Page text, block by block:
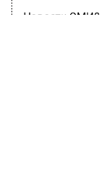
Новости СМИ2